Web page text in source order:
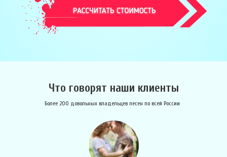
Что говорят наши клиенты
Более 200 довольных владельцев песен по всей России